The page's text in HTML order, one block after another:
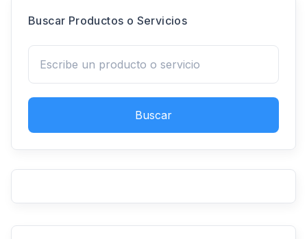
Buscar Productos o Servicios
Buscar